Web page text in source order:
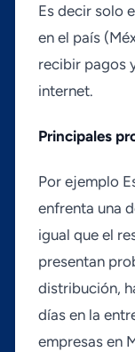
Es decir solo
en el paí­s
recibir pagos
internet.
Principales
Por ejemplo
enfrenta una
igual que el
presentan
distribución,
dí­as en la
empresas en